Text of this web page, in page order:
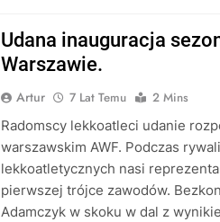
Udana inauguracja
Warszawie.
Artur 7 Lat Temu
2 Mins
Radomscy lekkoatleci udanie
warszawskim AWF. Podczas
lekkoatletycznych nasi
pierwszej trójce zawodów.
Adamczyk w skoku w dal z